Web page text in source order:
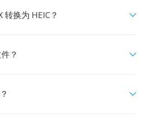
转换为 HEIC？
？